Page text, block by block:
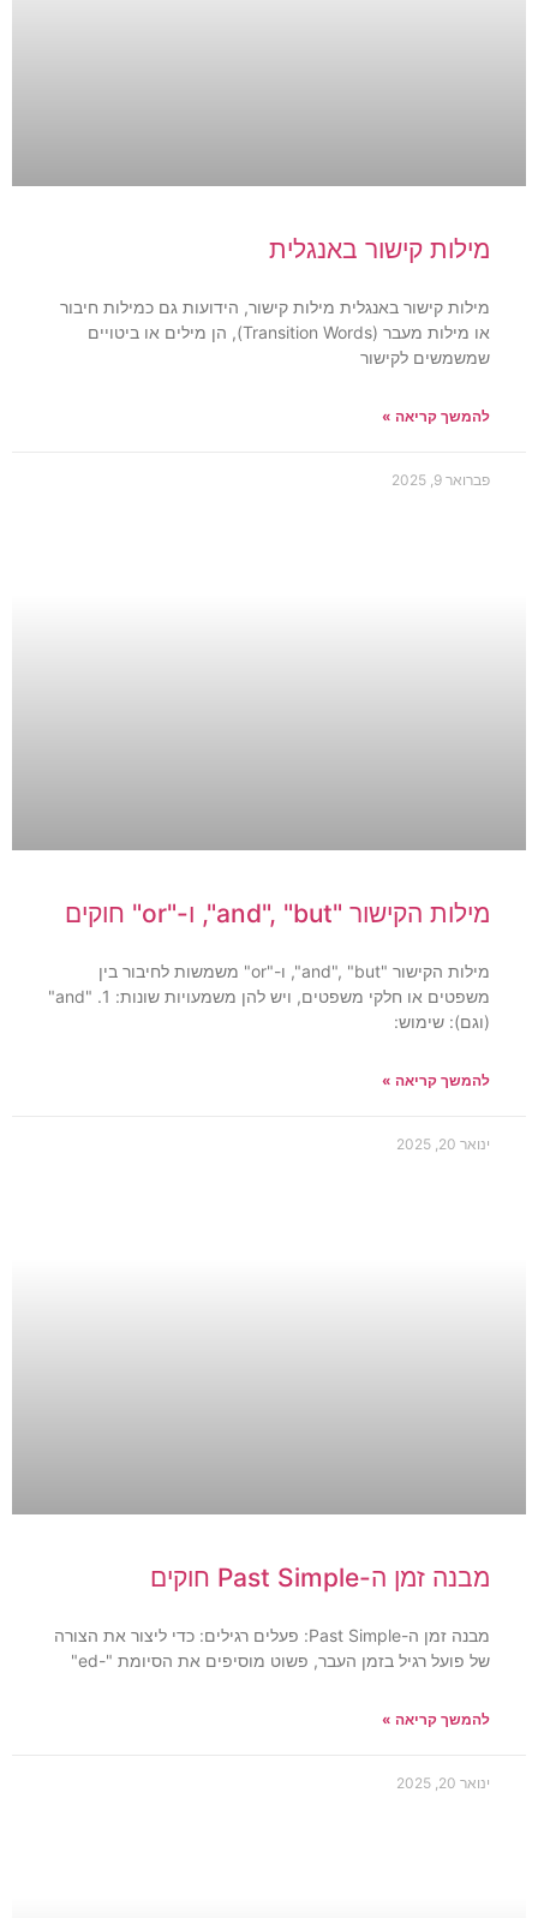
מילות קישור באנגלית
מילות קישור באנגלית מילות קישור, הידועות גם כמילות חיבור
או מילות מעבר (Transition Words), הן מילים או ביטויים
שמשמשים לקישור
להמשך קריאה »
פברואר 9, 2025
מילות הקישור "and", "but", ו-"or" חוקים
מילות הקישור "and", "but", ו-"or" משמשות לחיבור בין
משפטים או חלקי משפטים, ויש להן משמעויות שונות: 1. "and"
(וגם): שימוש:
להמשך קריאה »
ינואר 20, 2025
מבנה זמן ה-Past Simple חוקים
מבנה זמן ה-Past Simple: פעלים רגילים: כדי ליצור את הצורה
של פועל רגיל בזמן העבר, פשוט מוסיפים את הסיומת "-ed"
להמשך קריאה »
ינואר 20, 2025